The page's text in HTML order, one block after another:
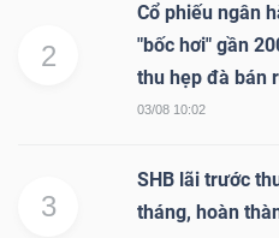
2
Cổ phiếu ngân
"bốc hơi" gần
thu hẹp đà bán
03/08 10:02
3
SHB lãi trước
tháng, hoàn
KHỎE
TÀI